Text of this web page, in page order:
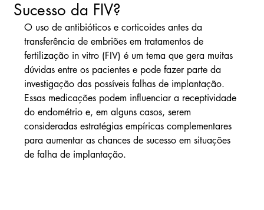
Sucesso da FIV?
O uso de antibióticos e corticoides antes da
transferência de embriões em tratamentos de
fertilização in vitro (FIV) é um tema que gera muitas
dúvidas entre os pacientes e pode fazer parte da
investigação das possíveis falhas de implantação.
Essas medicações podem influenciar a receptividade
do endométrio e, em alguns casos, serem
consideradas estratégias empíricas complementares
para aumentar as chances de sucesso em situações
de falha de implantação.